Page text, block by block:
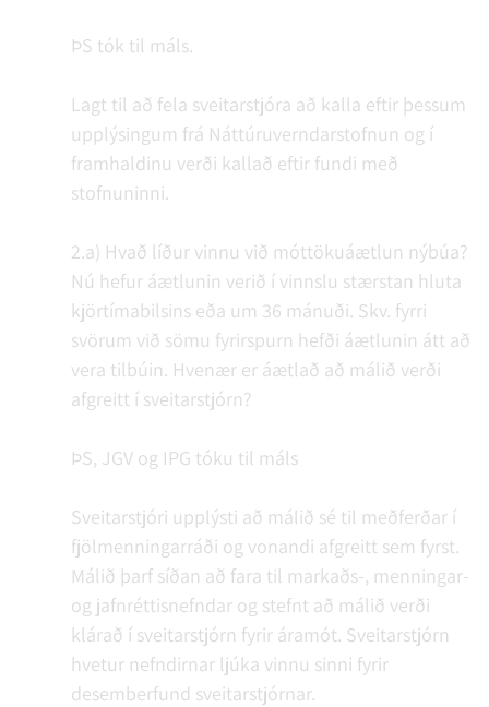
ÞS tók til máls.
Lagt til að fela sveitarstjóra að kalla eftir þessum
upplýsingum frá Náttúruverndarstofnun og í
framhaldinu verði kallað eftir fundi með
stofnuninni.
2.a) Hvað líður vinnu við móttökuáætlun nýbúa?
Nú hefur áætlunin verið í vinnslu stærstan hluta
kjörtímabilsins eða um 36 mánuði. Skv. fyrri
svörum við sömu fyrirspurn hefði áætlunin átt að
vera tilbúin. Hvenær er áætlað að málið verði
afgreitt í sveitarstjórn?
ÞS, JGV og IPG tóku til máls
Sveitarstjóri upplýsti að málið sé til meðferðar í
fjölmenningarráði og vonandi afgreitt sem fyrst.
Málið þarf síðan að fara til markaðs-, menningar-
og jafnréttisnefndar og stefnt að málið verði
klárað í sveitarstjórn fyrir áramót. Sveitarstjórn
hvetur nefndirnar ljúka vinnu sinni fyrir
desemberfund sveitarstjórnar.